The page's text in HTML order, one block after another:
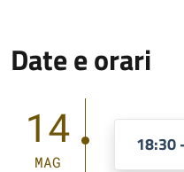
Date e orari
14
MAG
18:30